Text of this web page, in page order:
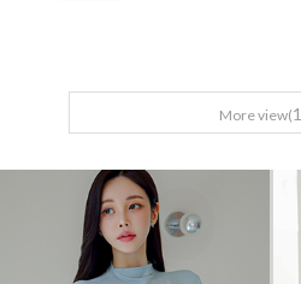
More view(1